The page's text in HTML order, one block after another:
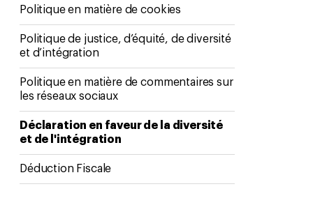
Politique en matière de cookies
Politique de justice, d’équité, de diversité
et d’intégration
Politique en matière de commentaires sur
les réseaux sociaux
Déclaration en faveur de la diversité
et de l'intégration
Déduction Fiscale